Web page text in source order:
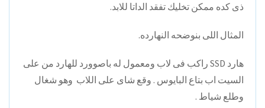
ذى كده ممكن تخليك تفقد الداتا للابد.
المثال اللى بنوضحه النهارده.
هارد SSD راكب فى لاب ومعمول له باصوورد للهارد من على
السيت اب بتاع البايوس . وقع شاى على اللاب وهو شغال
وطلع شياط .